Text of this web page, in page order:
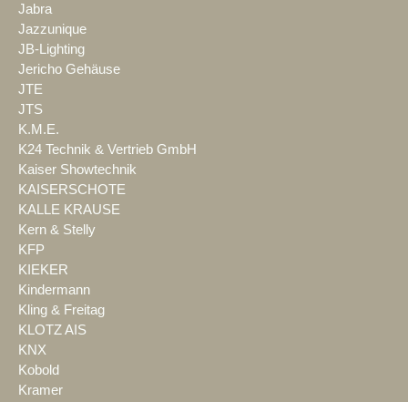
Jabra
Jazzunique
JB-Lighting
Jericho Gehäuse
JTE
JTS
K.M.E.
K24 Technik & Vertrieb GmbH
Kaiser Showtechnik
KAISERSCHOTE
KALLE KRAUSE
Kern & Stelly
KFP
KIEKER
Kindermann
Kling & Freitag
KLOTZ AIS
KNX
Kobold
Kramer